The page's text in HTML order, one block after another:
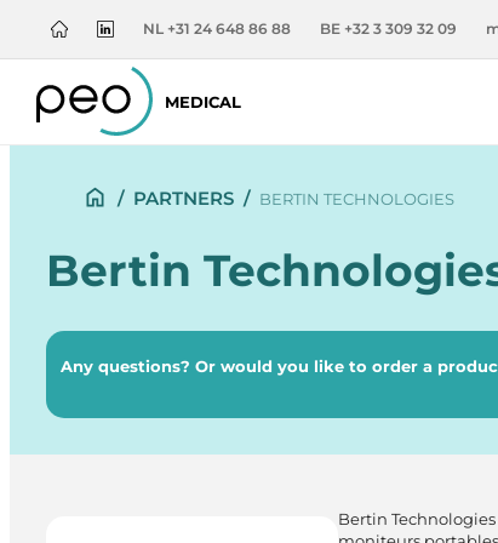
NL +31 24 648 86 88 BE +32 3 309 32 09
MEDICAL
/ PARTNERS / BERTIN TECHNOLOGIES
Bertin
Any questions? Or would you like to order a
Bertin